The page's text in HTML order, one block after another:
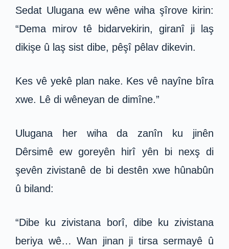
Sedat Ulugana ew wêne wiha şîrove kirin:
“Dema mirov tê bidarvekirin, giranî ji laş
dikişe û laş sist dibe, pêşî pêlav dikevin.
Kes vê yekê plan nake. Kes vê nayîne bîra
xwe. Lê di wêneyan de dimîne.”
Ulugana her wiha da zanîn ku jinên
Dêrsimê ew goreyên hirî yên bi nexş di
şevên zivistanê de bi destên xwe hûnabûn
û biland:
“Dibe ku zivistana borî, dibe ku zivistana
beriya wê… Wan jinan ji tirsa sermayê û